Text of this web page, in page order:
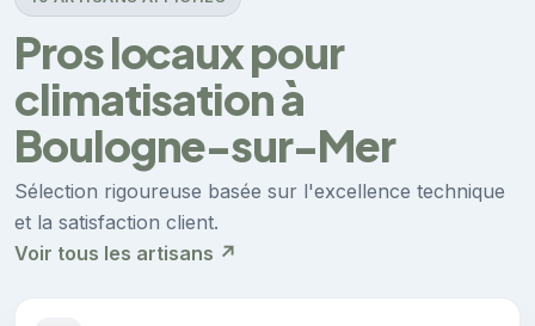
Pros locaux pour
climatisation à
Boulogne-sur-Mer
Sélection rigoureuse basée sur l'excellence technique
et la satisfaction client.
Voir tous les artisans ↗